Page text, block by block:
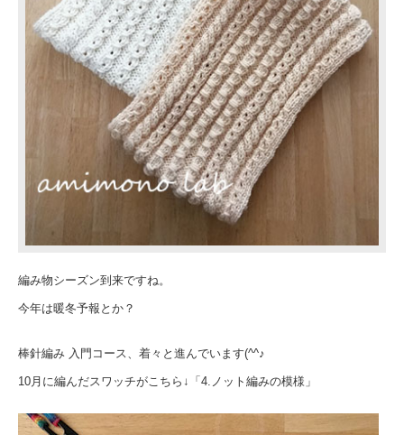
編み物シーズン到来ですね。
今年は暖冬予報とか？
棒針編み 入門コース、着々と進んでいます(^^♪
10月に編んだスワッチがこちら↓「4.ノット編みの模様」